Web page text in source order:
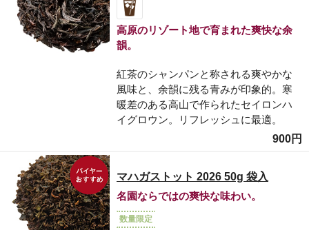
高原のリゾート地で育まれた爽快な余
韻。
紅茶のシャンパンと称される爽やかな
風味と、余韻に残る青みが印象的。寒
暖差のある高山で作られたセイロンハ
イグロウン。リフレッシュに最適。
900円
マハガストット 2026 50g 袋入
名園ならではの爽快な味わい。
数量限定